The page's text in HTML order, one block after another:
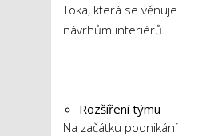
Toka, která se věnuje
návrhům interiérů.
Rozšíření týmu
Na začátku podnikání